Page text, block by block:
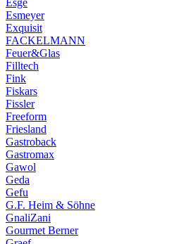
Esge
Esmeyer
Exquisit
FACKELMANN
Feuer&Glas
Filltech
Fink
Fiskars
Fissler
Freeform
Friesland
Gastroback
Gastromax
Gawol
Geda
Gefu
G.F. Heim & Söhne
GnaliZani
Gourmet Berner